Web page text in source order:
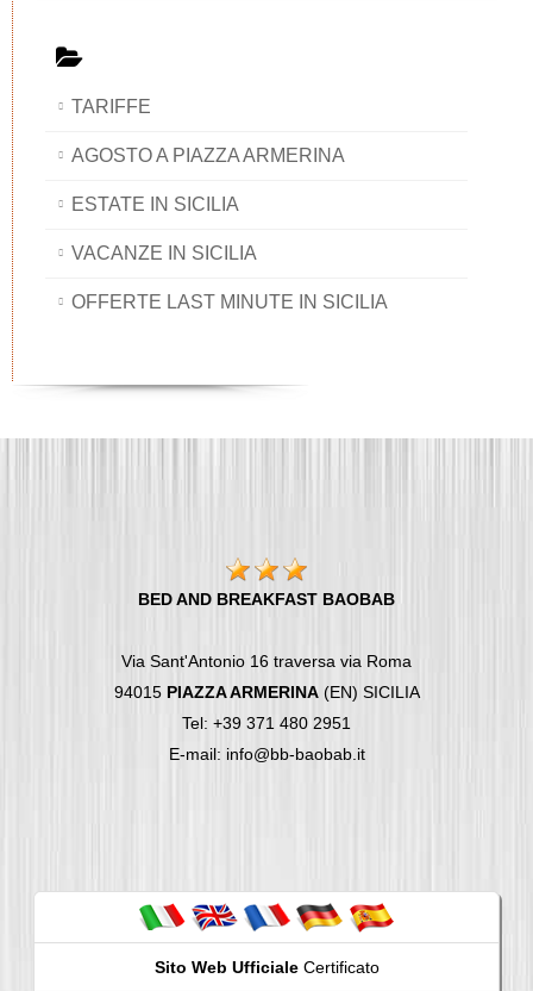
TARIFFE
AGOSTO A PIAZZA ARMERINA
ESTATE IN SICILIA
VACANZE IN SICILIA
OFFERTE LAST MINUTE IN SICILIA
BED AND BREAKFAST BAOBAB
Via Sant'Antonio 16 traversa via Roma
94015 PIAZZA ARMERINA(EN) SICILIA
Tel: +39 371 480 2951
E-mail: info@bb-baobab.it
Sito Web UfficialeCertificato